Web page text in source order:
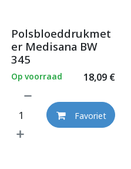
Polsbloeddrukmet
er Medisana BW
345
18,09€
Op voorraad
Favoriet